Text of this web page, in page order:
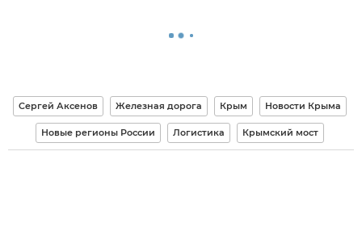
Сергей Аксенов Железная дорога Крым Новости Крыма
Новые регионы России Логистика Крымский мост